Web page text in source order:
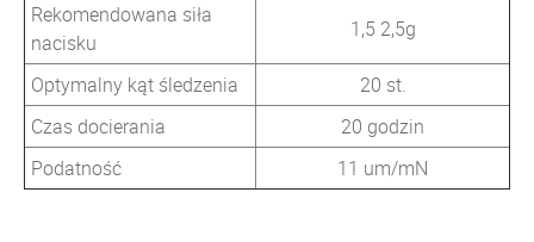
Rekomendowana siła
nacisku
1,5 2,5g
Optymalny kąt śledzenia
20 st.
Czas docierania
20 godzin
Podatność
11 um/mN